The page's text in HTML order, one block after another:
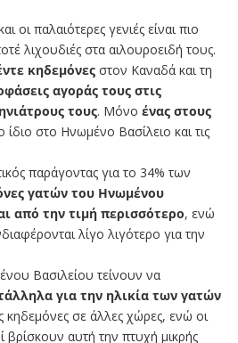
οι παλαιότερες γενιές είναι πιο
λιχουδιές στα αιλουροειδή τους.
κηδεμόνες στον Καναδά και τη
αγοράς τους στις
τους. Μόνο ένας στους
ίδιο στο Ηνωμένο Βασίλειο και τις
παράγοντας για το 34% των
γατών του Ηνωμένου
από την τιμή περισσότερο, ενώ
λίγο λιγότερο για την
Βασιλείου τείνουν να
για την ηλικία των γατών
σε άλλες χώρες, ενώ οι
βρίσκουν αυτή την πτυχή μικρής